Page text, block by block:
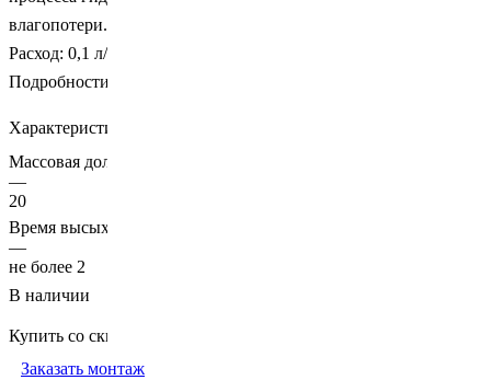
влагопотери.
Расход: 0,1 л/кв.м
Цена за 20 л: по запросу
Подробности
Характеристики
Массовая доля нелетучих веществ, %
—
20
Время высыхания до степени 3 при +23°С, час
—
не более 2
В наличии
Купить со скидкой
Заказать монтаж